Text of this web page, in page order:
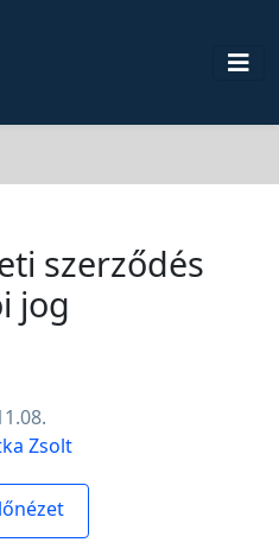
szerződés
jog
Zsolt